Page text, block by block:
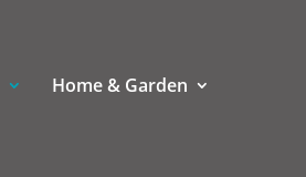
Home & Garden